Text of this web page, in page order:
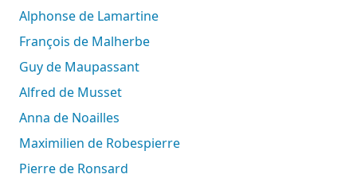
Alphonse de Lamartine
François de Malherbe
Guy de Maupassant
Alfred de Musset
Anna de Noailles
Maximilien de Robespierre
Pierre de Ronsard